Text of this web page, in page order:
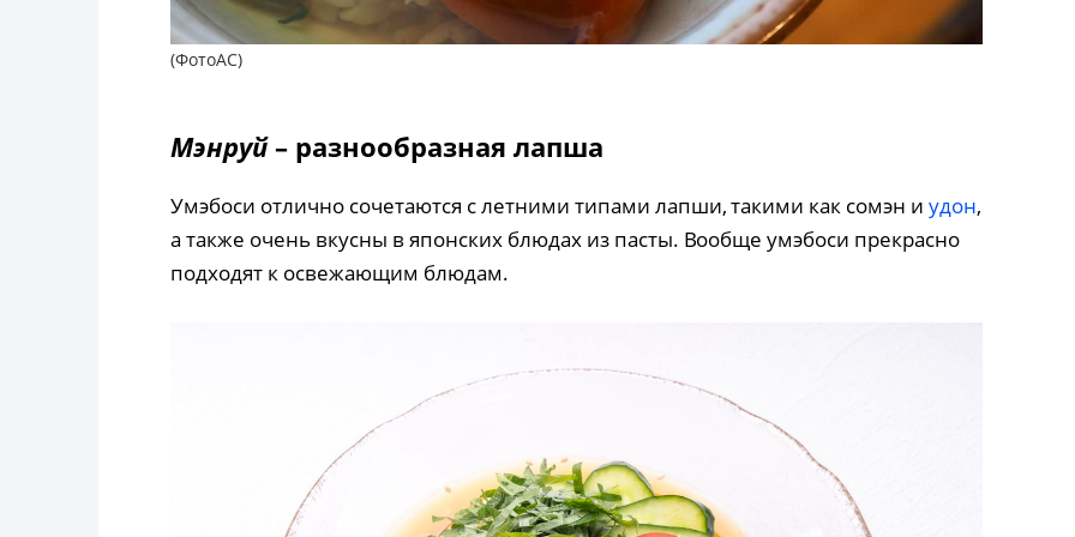
(ФотоAC)
Мэнруй– разнообразная лапша
Умэбоси отлично сочетаются с летними типами лапши, такими как сомэн иудон,
а также очень вкусны в японских блюдах из пасты. Вообще умэбоси прекрасно
подходят к освежающим блюдам.